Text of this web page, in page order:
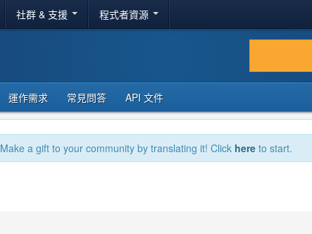
社群 & 支援 程式者資源
運作需求 常見問答 API 文件
a gift to your community by translating it! Click here to start.